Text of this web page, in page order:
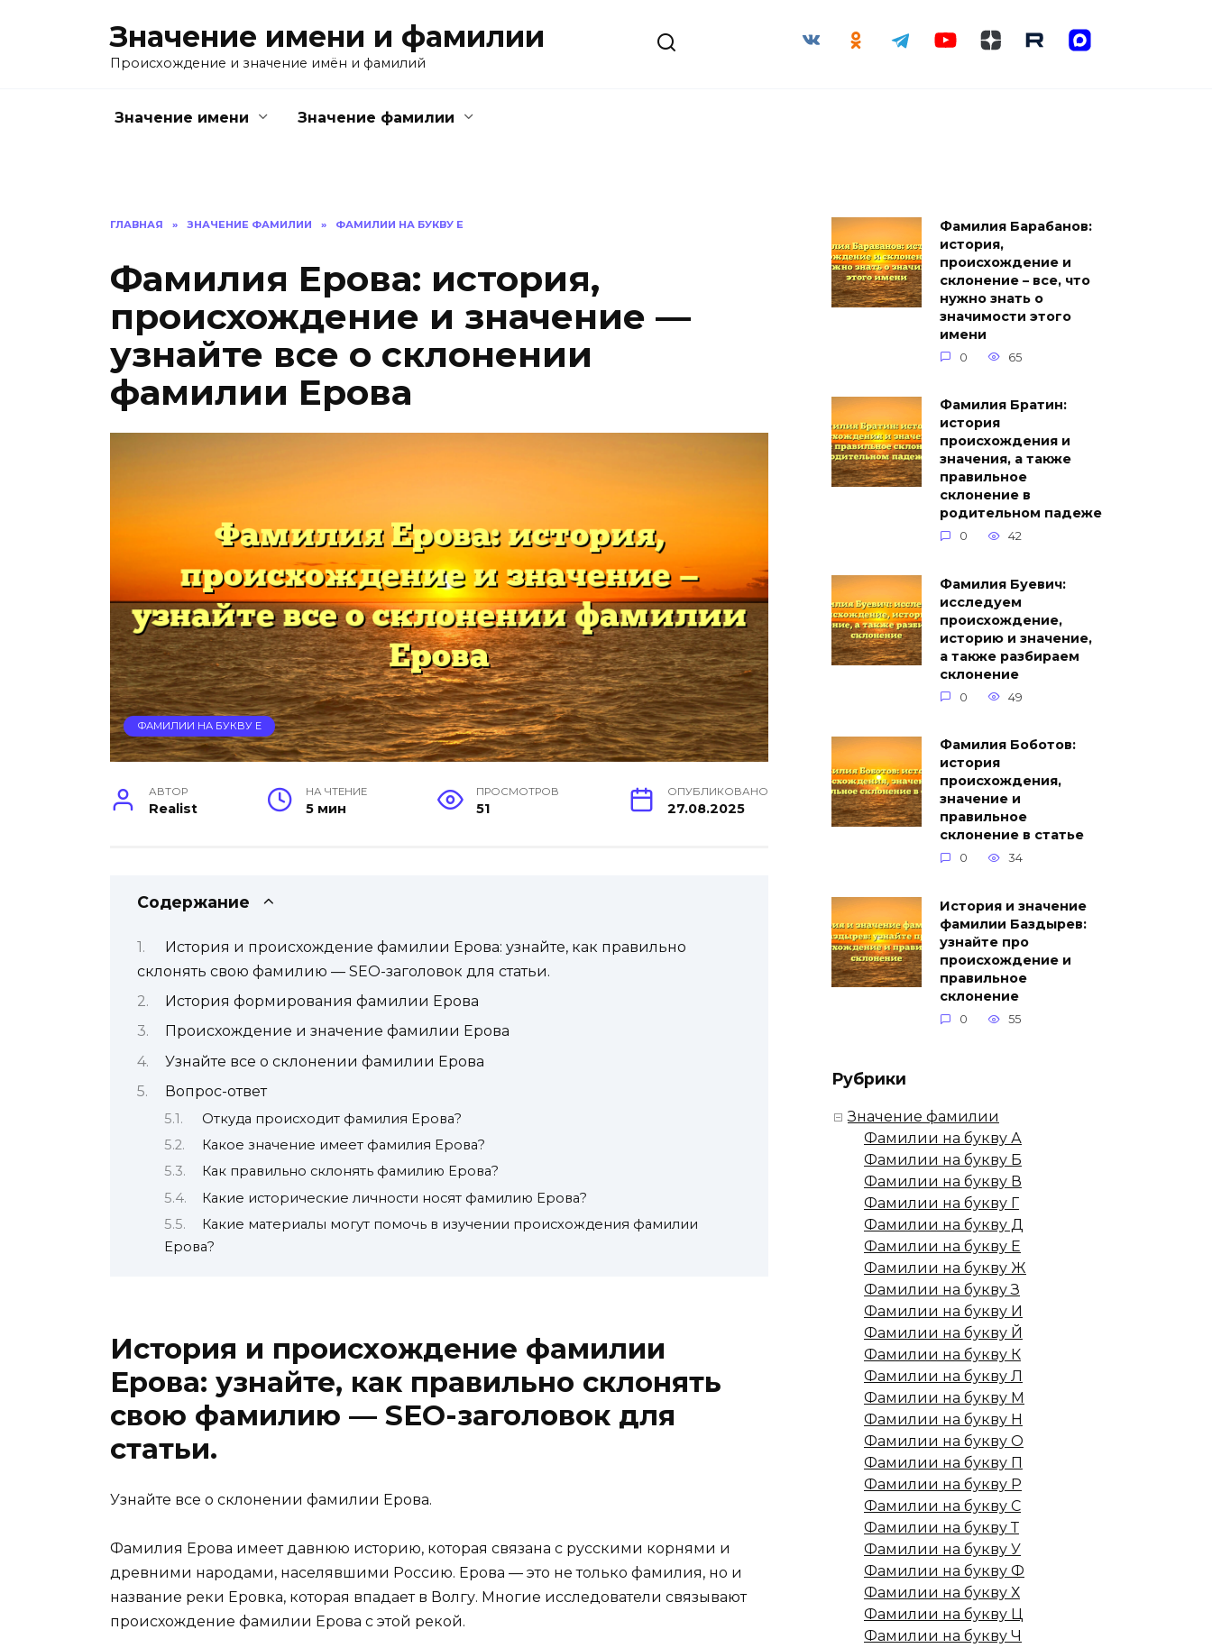
Значение имени и фамилии
Происхождение и значение имён и фамилий
Значение имени Значение фамилии
ГЛАВНАЯ » ЗНАЧЕНИЕ ФАМИЛИИ » ФАМИЛИИ НА БУКВУ Е
Фамилия Ерова: история,
происхождение и значение —
узнайте все о склонении
фамилии Ерова
ФАМИЛИИ НА БУКВУ Е
АВТОР
Realist
НА ЧТЕНИЕ
5 мин
ПРОСМОТРОВ
51
ОПУБЛИКОВАНО
27.08.2025
Содержание
История и происхождение фамилии Ерова: узнайте, как правильно
склонять свою фамилию — SEO-заголовок для статьи.
История формирования фамилии Ерова
Происхождение и значение фамилии Ерова
Узнайте все о склонении фамилии Ерова
Вопрос-ответ
Откуда происходит фамилия Ерова?
Какое значение имеет фамилия Ерова?
Как правильно склонять фамилию Ерова?
Какие исторические личности носят фамилию Ерова?
Какие материалы могут помочь в изучении происхождения фамилии
Ерова?
История и происхождение фамилии
Ерова: узнайте, как правильно склонять
свою фамилию — SEO-заголовок для
статьи.
Узнайте все о склонении фамилии Ерова.
Фамилия Ерова имеет давнюю историю, которая связана с русскими корнями и
древними народами, населявшими Россию. Ерова — это не только фамилия, но и
название реки Еровка, которая впадает в Волгу. Многие исследователи связывают
происхождение фамилии Ерова с этой рекой.
Фамилия Барабанов:
история,
происхождение и
склонение – все, что
нужно знать о
значимости этого
имени
0 65
Фамилия Братин:
история
происхождения и
значения, а также
правильное
склонение в
родительном падеже
0 42
Фамилия Буевич:
исследуем
происхождение,
историю и значение,
а также разбираем
склонение
0 49
Фамилия Боботов:
история
происхождения,
значение и
правильное
склонение в статье
0 34
История и значение
фамилии Баздырев:
узнайте про
происхождение и
правильное
склонение
0 55
Рубрики
Значение фамилии
Фамилии на букву А
Фамилии на букву Б
Фамилии на букву В
Фамилии на букву Г
Фамилии на букву Д
Фамилии на букву Е
Фамилии на букву Ж
Фамилии на букву З
Фамилии на букву И
Фамилии на букву Й
Фамилии на букву К
Фамилии на букву Л
Фамилии на букву М
Фамилии на букву Н
Фамилии на букву О
Фамилии на букву П
Фамилии на букву Р
Фамилии на букву С
Фамилии на букву Т
Фамилии на букву У
Фамилии на букву Ф
Фамилии на букву Х
Фамилии на букву Ц
Фамилии на букву Ч